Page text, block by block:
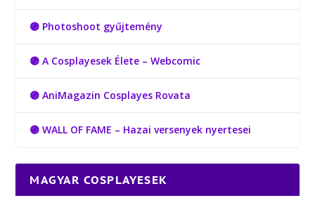
🟣 Photoshoot gyűjtemény
🟣 A Cosplayesek Élete – Webcomic
🟣 AniMagazin Cosplayes Rovata
🟣 WALL OF FAME – Hazai versenyek nyertesei
MAGYAR COSPLAYESEK